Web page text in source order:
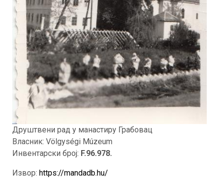
Друштвени рад у манастиру Грабовац
Власник: Völgységi Múzeum
Инвентарски број: F.96.978.
Извор: https://mandadb.hu/